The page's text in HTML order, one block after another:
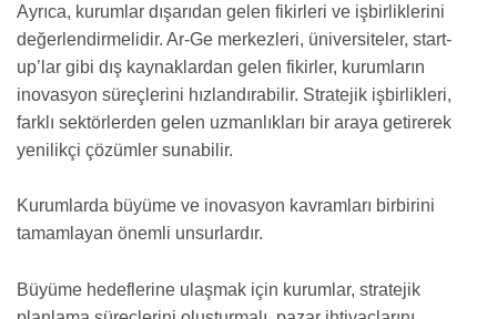
Ayrıca, kurumlar dışarıdan gelen fikirleri ve işbirliklerini
değerlendirmelidir. Ar-Ge merkezleri, üniversiteler, start-
up’lar gibi dış kaynaklardan gelen fikirler, kurumların
inovasyon süreçlerini hızlandırabilir. Stratejik işbirlikleri,
farklı sektörlerden gelen uzmanlıkları bir araya getirerek
yenilikçi çözümler sunabilir.
Kurumlarda büyüme ve inovasyon kavramları birbirini
tamamlayan önemli unsurlardır.
Büyüme hedeflerine ulaşmak için kurumlar, stratejik